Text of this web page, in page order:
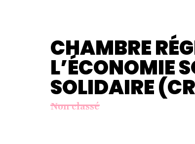
CHAMBRE
L’ÉCONOMIE
SOLIDAIRE
Non classé